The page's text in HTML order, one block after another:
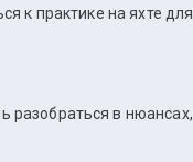
к практике на яхте для
разобраться в нюансах,